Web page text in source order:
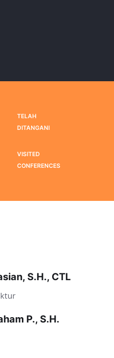
TELAH
DITANGANI
VISITED
CONFERENCES
S.H., CTL
P., S.H.